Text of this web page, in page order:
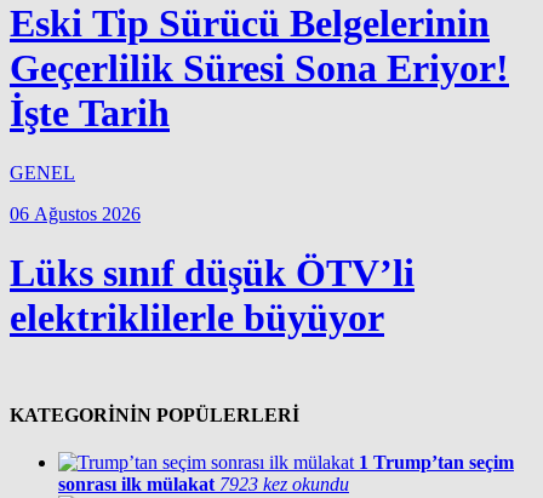
Eski Tip Sürücü Belgelerinin
Geçerlilik Süresi Sona Eriyor!
İşte Tarih
GENEL
06 Ağustos 2026
Lüks sınıf düşük ÖTV’li
elektriklilerle büyüyor
KATEGORİNİN POPÜLERLERİ
1 Trump’tan seçim
sonrası ilk mülakat 7923 kez okundu